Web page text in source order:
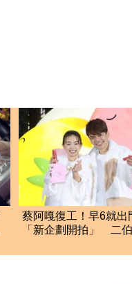
蔡阿嘎復工！早6就出
「新企劃開拍」 二